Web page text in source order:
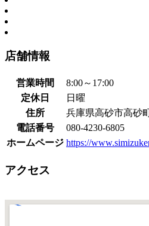
店舗情報
営業時間
8:00～17:00
定休日
日曜
住所
兵庫県高砂市高砂
電話番号
080-4230-6805
ホームページ https://
アクセス